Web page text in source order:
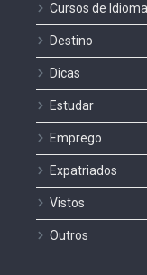
Cursos de
Destino
Dicas
Estudar
Emprego
Expatriados
Vistos
Outros